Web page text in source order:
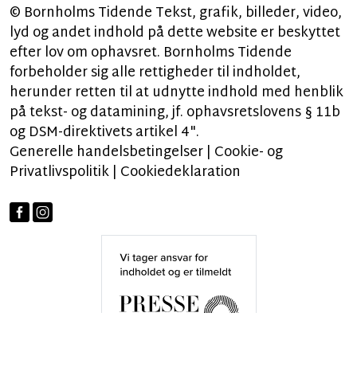
© Bornholms Tidende Tekst, grafik, billeder, video,
lyd og andet indhold på dette website er beskyttet
efter lov om ophavsret. Bornholms Tidende
forbeholder sig alle rettigheder til indholdet,
herunder retten til at udnytte indhold med henblik
på tekst- og datamining, jf. ophavsretslovens § 11b
og DSM-direktivets artikel 4".
Generelle handelsbetingelser| Cookie- og
Privatlivspolitik| Cookiedeklaration